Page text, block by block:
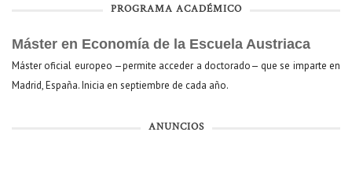
PROGRAMA ACADÉMICO
Máster en Economía de la Escuela Austriaca
Máster oficial europeo —permite acceder a doctorado— que se imparte en
Madrid, España. Inicia en septiembre de cada año.
ANUNCIOS